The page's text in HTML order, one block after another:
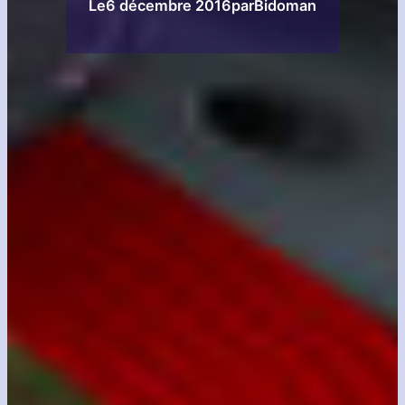
Le6 décembre 2016parBidoman